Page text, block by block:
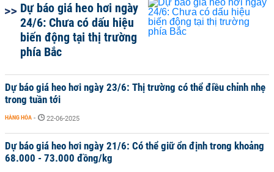
Dự báo giá heo hơi ngày
24/6: Chưa có dấu hiệu
biến động tại thị trường
phía Bắc
Dự báo giá heo hơi ngày 23/6: Thị trường có thể điều chỉnh nhẹ
trong tuần tới
HÀNG HÓA - 22-06-2025
Dự báo giá heo hơi ngày 21/6: Có thể giữ ổn định trong khoảng
68.000 - 73.000 đồng/kg